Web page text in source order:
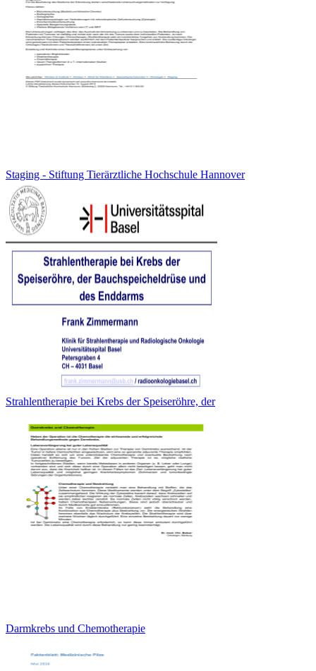
Staging - Stiftung Tierärztliche Hochschule Hannover
Strahlentherapie bei Krebs der Speiseröhre, der
Darmkrebs und Chemotherapie